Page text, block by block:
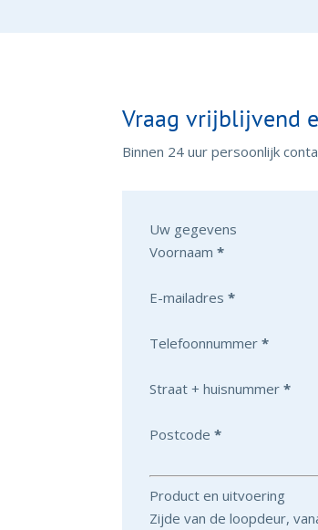
Vraag vrijblijvend
Binnen 24 uur persoonlijk
Uw gegevens
Voornaam *
E-mailadres *
Telefoonnummer *
Straat + huisnummer *
Postcode *
Product en uitvoering
Zijde van de loopdeur,